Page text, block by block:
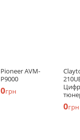
Pioneer AVM-
P9000
0грн
0грн